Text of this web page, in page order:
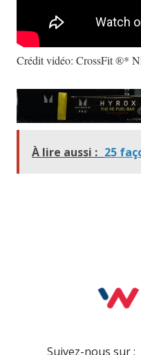
Crédit vidéo: CrossFit ®*
À lire aussi : 25
Suivez-nous sur :